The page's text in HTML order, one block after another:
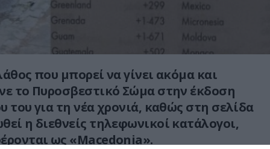
που μπορεί να γίνει ακόμα και
το Πυροσβεστικό Σώμα στην έκδοση
του για τη νέα χρονιά, καθώς στη σελίδα
η διεθνείς τηλεφωνικοί κατάλογοι,
ως «Μacedonia».